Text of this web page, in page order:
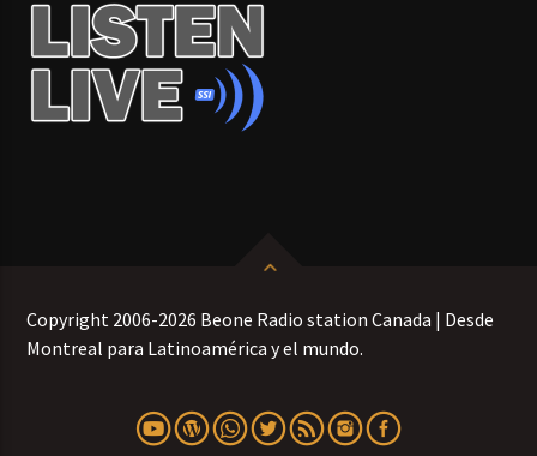
Copyright 2006-2026 Beone Radio station Canada | Desde
Montreal para Latinoamérica y el mundo.